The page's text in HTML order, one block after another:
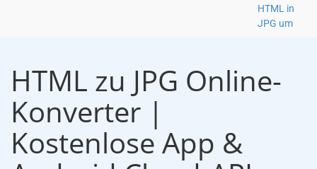
HTML in
JPG um
HTML zu JPG Online-
Konverter |
Kostenlose App &